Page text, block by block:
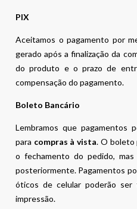
PIX
Aceitamos o pagamento por
gerado após a finalização da
do produto e o prazo de
compensação do pagamento.
Boleto Bancário
Lembramos que pagamentos
para compras à vista. O boleto
o fechamento do pedido,
posteriormente. Pagamentos
óticos de celular poderão
impressão.